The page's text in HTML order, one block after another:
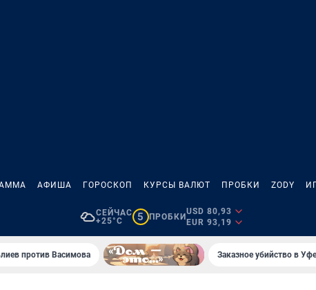
АФИША ГОРОСКОП КУРСЫ ВАЛЮТ ПРОБКИ ZODY
СЕЙЧАС
+25°C
5 ПРОБКИ
USD 80,93
EUR 93,19
против Васимова Заказное убийство в